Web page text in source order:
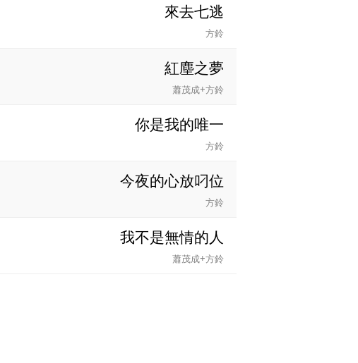
來去七逃
方鈴
紅塵之夢
蕭茂成+方鈴
你是我的唯一
方鈴
今夜的心放叼位
方鈴
我不是無情的人
蕭茂成+方鈴